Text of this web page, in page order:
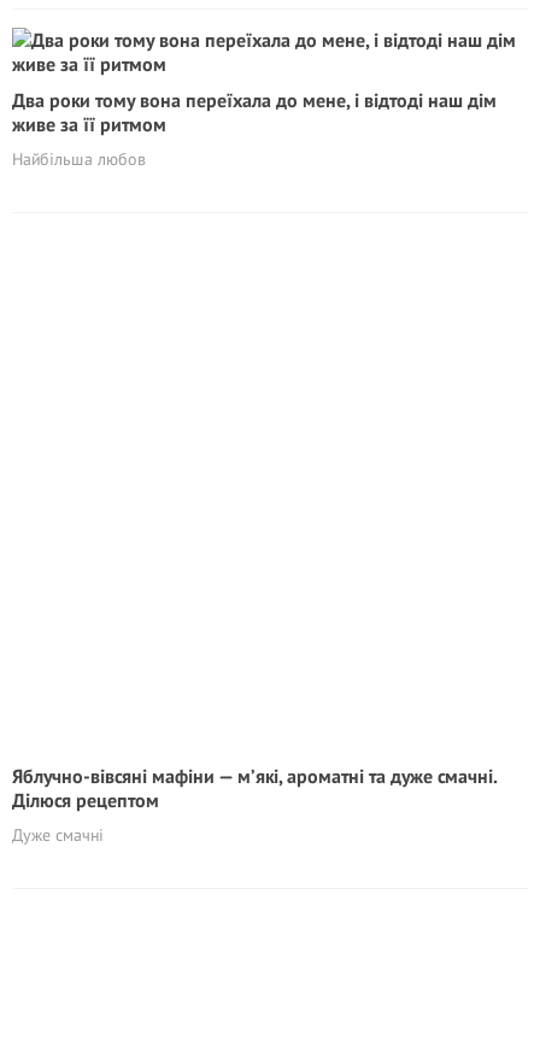
Два роки тому вона переїхала до мене, і відтоді наш дім
живе за її ритмом
Найбільша любов
Яблучно-вівсяні мафіни — м’які, ароматні та дуже смачні.
Ділюся рецептом
Дуже смачні